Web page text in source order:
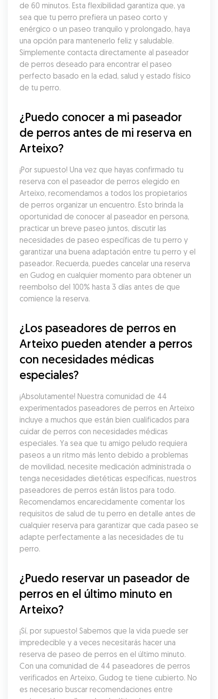
de 60 minutos. Esta flexibilidad garantiza que, ya
sea que tu perro prefiera un paseo corto y
enérgico o un paseo tranquilo y prolongado, haya
una opción para mantenerlo feliz y saludable.
Simplemente contacta directamente al paseador
de perros deseado para encontrar el paseo
perfecto basado en la edad, salud y estado físico
de tu perro.
¿Puedo conocer a mi paseador
de perros antes de mi reserva en
Arteixo?
¡Por supuesto! Una vez que hayas confirmado tu
reserva con el paseador de perros elegido en
Arteixo, recomendamos a todos los propietarios
de perros organizar un encuentro. Esto brinda la
oportunidad de conocer al paseador en persona,
practicar un breve paseo juntos, discutir las
necesidades de paseo específicas de tu perro y
garantizar una buena adaptación entre tu perro y el
paseador. Recuerda, puedes cancelar una reserva
en Gudog en cualquier momento para obtener un
reembolso del 100% hasta 3 días antes de que
comience la reserva.
¿Los paseadores de perros en
Arteixo pueden atender a perros
con necesidades médicas
especiales?
¡Absolutamente! Nuestra comunidad de 44
experimentados paseadores de perros en Arteixo
incluye a muchos que están bien cualificados para
cuidar de perros con necesidades médicas
especiales. Ya sea que tu amigo peludo requiera
paseos a un ritmo más lento debido a problemas
de movilidad, necesite medicación administrada o
tenga necesidades dietéticas específicas, nuestros
paseadores de perros están listos para todo.
Recomendamos encarecidamente comentar los
requisitos de salud de tu perro en detalle antes de
cualquier reserva para garantizar que cada paseo se
adapte perfectamente a las necesidades de tu
perro.
¿Puedo reservar un paseador de
perros en el último minuto en
Arteixo?
¡Sí, por supuesto! Sabemos que la vida puede ser
impredecible y a veces necesitarás hacer una
reserva de paseo de perros en el último minuto.
Con una comunidad de 44 paseadores de perros
verificados en Arteixo, Gudog te tiene cubierto. No
es necesario buscar recomendaciones entre